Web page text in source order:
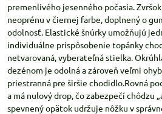
premenlivého jesenného počasia.
neoprénu v čiernej farbe, doplnený o
odolnosť. Elastické šnúrky umožňujú
individuálne prispôsobenie topánky
netvarovaná, vyberateľná stielka.
dezénom je odolná a zároveň veľmi
priestranná pre širšie chodidlo.Rovná
a má nulový drop, čo zabezpečí chôdzu
spevnený opätok udržuje nôžku v